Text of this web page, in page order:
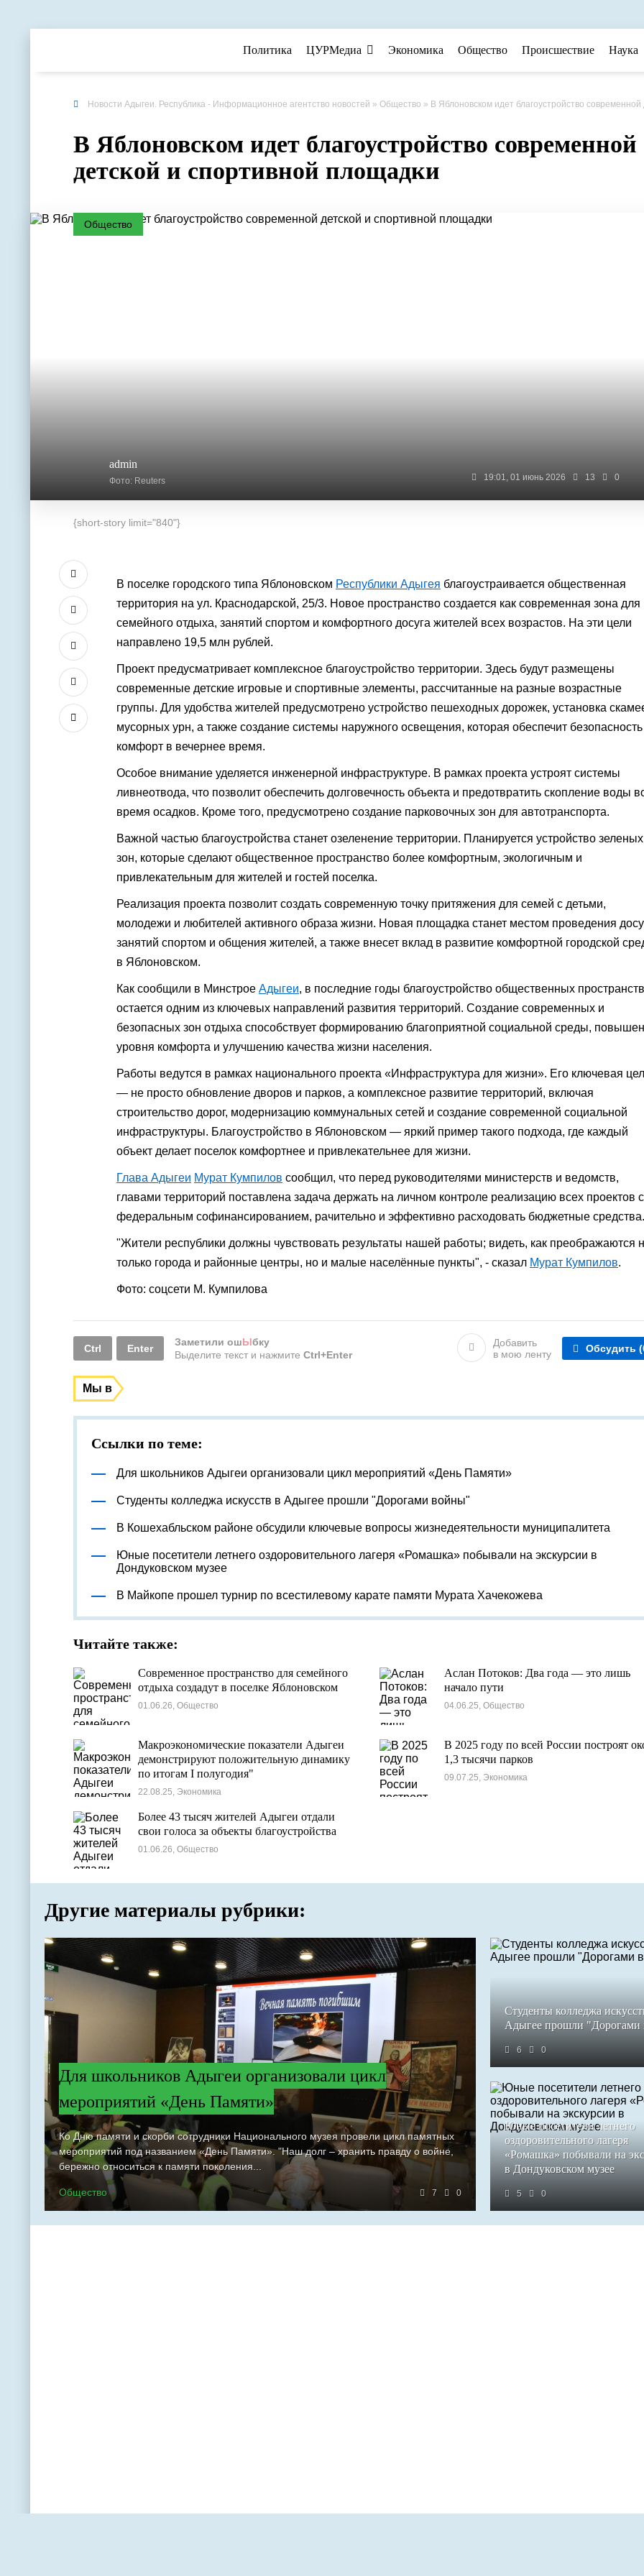
Политика ЦУРМедиа Экономика Общество Происшествие Наука
Новости Адыгеи. Республика - Информационное агентство новостей » Общество » В Яблоновском идет благоустройство современной детской и спортивной
В Яблоновском идет благоустройство современной
детской и спортивной площадки
Общество
admin
Фото: Reuters 19:01, 01 июнь 2026 13 0
{short-story limit="840"}
В поселке городского типа Яблоновском Республики Адыгея благоустраивается общественная
территория на ул. Краснодарской, 25/3. Новое пространство создается как современная зона для
семейного отдыха, занятий спортом и комфортного досуга жителей всех возрастов. На эти цели
направлено 19,5 млн рублей.
Проект предусматривает комплексное благоустройство территории. Здесь будут размещены
современные детские игровые и спортивные элементы, рассчитанные на разные возрастные
группы. Для удобства жителей предусмотрено устройство пешеходных дорожек, установка
мусорных урн, а также создание системы наружного освещения, которая обеспечит
комфорт в вечернее время.
Особое внимание уделяется инженерной инфраструктуре. В рамках проекта устроят системы
ливнеотвода, что позволит обеспечить долговечность объекта и предотвратить скопление воды
время осадков. Кроме того, предусмотрено создание парковочных зон для автотранспорта.
Важной частью благоустройства станет озеленение территории. Планируется устройство зеленых
зон, которые сделают общественное пространство более комфортным, экологичным и
привлекательным для жителей и гостей поселка.
Реализация проекта позволит создать современную точку притяжения для семей с детьми,
молодежи и любителей активного образа жизни. Новая площадка станет местом проведения
занятий спортом и общения жителей, а также внесет вклад в развитие комфортной городской
в Яблоновском.
Как сообщили в Минстрое Адыгеи, в последние годы благоустройство общественных пространств
остается одним из ключевых направлений развития территорий. Создание современных и
безопасных зон отдыха способствует формированию благоприятной социальной среды,
уровня комфорта и улучшению качества жизни населения.
Работы ведутся в рамках национального проекта «Инфраструктура для жизни». Его ключевая
— не просто обновление дворов и парков, а комплексное развитие территорий, включая
строительство дорог, модернизацию коммунальных сетей и создание современной социальной
инфраструктуры. Благоустройство в Яблоновском — яркий пример такого подхода, где каждый
объект делает поселок комфортнее и привлекательнее для жизни.
Глава Адыгеи Мурат Кумпилов сообщил, что перед руководителями министерств и ведомств,
главами территорий поставлена задача держать на личном контроле реализацию всех проектов с
федеральным софинансированием, рачительно и эффективно расходовать бюджетные средства.
"Жители республики должны чувствовать результаты нашей работы; видеть, как преображаются
только города и районные центры, но и малые населённые пункты", - сказал Мурат Кумпилов.
Фото: соцсети М. Кумпилова
Ctrl Enter
Заметили ошЫбку
Выделите текст и нажмите Ctrl+Enter
Добавить
в мою ленту
Обсудить
Мы в
Ссылки по теме:
Для школьников Адыгеи организовали цикл мероприятий «День Памяти»
Студенты колледжа искусств в Адыгее прошли "Дорогами войны"
В Кошехабльском районе обсудили ключевые вопросы жизнедеятельности муниципалитета
Юные посетители летнего оздоровительного лагеря «Ромашка» побывали на экскурсии в
Дондуковском музее
В Майкопе прошел турнир по всестилевому карате памяти Мурата Хачекожева
Читайте также:
Современное пространство для семейного
отдыха создадут в поселке Яблоновском
01.06.26, Общество
Аслан Потоков: Два года — это лишь
начало пути
04.06.25, Общество
Макроэкономические показатели Адыгеи
демонстрируют положительную динамику
по итогам I полугодия"
22.08.25, Экономика
В 2025 году по всей России построят
1,3 тысячи парков
09.07.25, Экономика
Более 43 тысяч жителей Адыгеи отдали
свои голоса за объекты благоустройства
01.06.26, Общество
Другие материалы рубрики:
Для школьников Адыгеи организовали цикл
мероприятий «День Памяти»
Ко Дню памяти и скорби сотрудники Национального музея провели цикл памятных
мероприятий под названием «День Памяти». "Наш долг – хранить правду о войне,
бережно относиться к памяти поколения...
Общество 7 0
Студенты колледжа
Адыгее прошли
6 0
Юные посетители летнего
оздоровительного лагеря
«Ромашка» побывали на
в Дондуковском музее
5 0